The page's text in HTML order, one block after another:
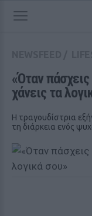
«Όταν
χάνεις τα
Η τραγουδίστρια
τη διάρκεια ενός